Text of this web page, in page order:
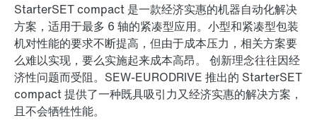
StarterSET compact 是一款经济实惠的机器自动化解决
方案，适用于最多 6 轴的紧凑型应用。小型和紧凑型包装
机对性能的要求不断提高，但由于成本压力，相关方案要
么难以实现，要么实施起来成本高昂。 创新理念往往因经
济性问题而受阻。SEW-EURODRIVE 推出的 StarterSET
compact 提供了一种既具吸引力又经济实惠的解决方案，
且不会牺牲性能。